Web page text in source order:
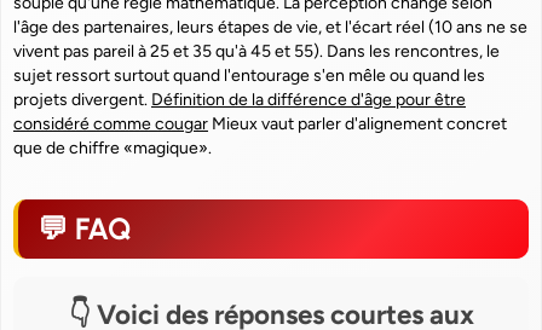
l'âge des partenaires, leurs étapes de vie, et l'écart réel (10 ans ne se
vivent pas pareil à 25 et 35 qu'à 45 et 55). Dans les rencontres, le
sujet ressort surtout quand l'entourage s'en mêle ou quand les
projets divergent. Définition de la différence d'âge pour être
considéré comme cougar Mieux vaut parler d'alignement concret
que de chiffre «magique».
FAQ
Voici des réponses courtes aux